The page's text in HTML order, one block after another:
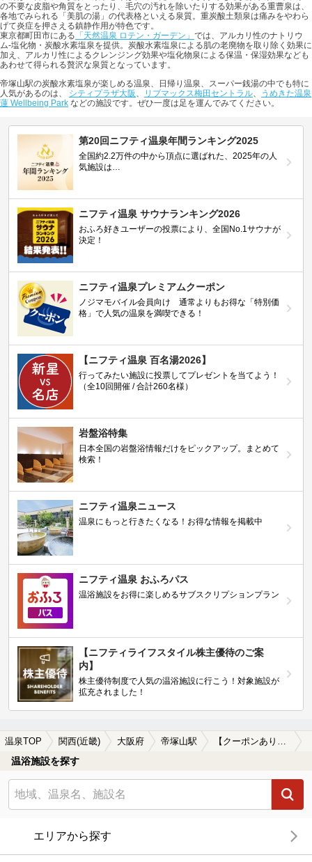
の不要な皮脂や角質をとったり、毛穴の汚れを除いたりする効果がある重曹泉は、
各地でみられる「美肌の湯」の代表格といえる泉質。重炭酸土類泉は痛みをやわら
げて炎症を押さえる鎮静作用が特色です。
東京都町田市にある 「天然温泉 ロテン・ガーデン」 では、アルカリ性のナトリウ
ム-塩化物・炭酸水素塩泉を提供。炭酸水素塩泉による肌の老廃物を取り除く効果に
加え、アルカリ性によるクレンジング効果や塩化物泉による保温・保湿効果なども
あわせて得られる贅沢な泉質となっています。
帝塚山駅の炭酸水素塩泉が楽しめる温泉、日帰り温泉、スーパー銭湯の中でも特に
人気があるのは、 シティプラザ大阪 、 リブマックス梅田セントラル、
うめきた温泉
蓮 Wellbeing Park などの施設です。ぜひ一度は足を運んでみてください。
第20回ニフティ温泉年間ランキング2025
全国約2.2万件の中から頂点に選ばれた、2025年の人
気施設は…
ニフティ温泉 サウナランキング2026
おふろ好きユーザーの投票により、全国No.1サウナが
決定！
ニフティ温泉プレミアムクーポン
ノジマモバイル会員向け 通常よりもお得な「特別価
格」で人気の温泉を満喫できる！
【ニフティ温泉 百名湯2026】
行ってみたい施設に投票してプレゼントを当てよう！
（全10回開催 / 合計260名様）
岩盤浴特集
日本全国の岩盤浴情報だけをピックアップ。まとめて
検索！
ニフティ温泉ニュース
温泉にもっと行きたくなる！お得な情報を掲載中
ニフティ温泉 おふろパス
温浴施設をお得に楽しめるサブスクリプションプラン
【ニフティライフスタイル株主優待のご案
内】
株主優待制度で人気の温浴施設に行こう！対象施設が
拡充されました！
温泉TOP 関西(近畿) 大阪府 帝塚山駅 【クーポンあり】炭酸水素塩泉が楽しめる帝塚山駅近くの温泉、日帰り温泉、スーパー銭湯おすすめ
温浴施設を探す
エリアから探す